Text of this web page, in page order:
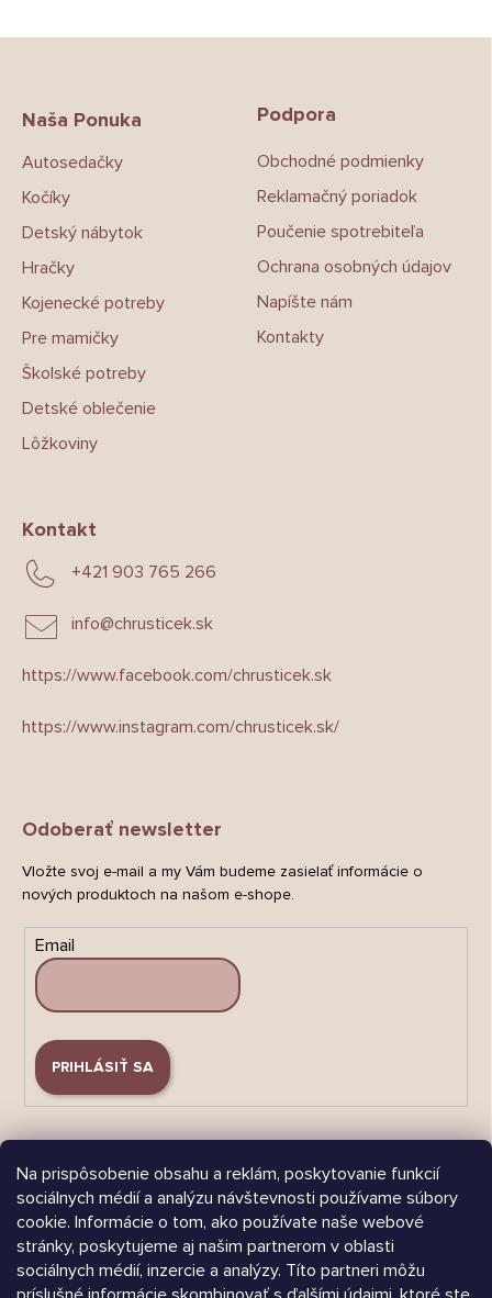
Na prispôsobenie obsahu a reklám, poskytovanie funkcií
sociálnych médií a analýzu návštevnosti používame súbory
cookie. Informácie o tom, ako používate naše webové
stránky, poskytujeme aj našim partnerom v oblasti
sociálnych médií, inzercie a analýzy. Títo partneri môžu
Naša Ponuka
Autosedačky
Kočíky
Detský nábytok
Hračky
Kojenecké potreby
Pre mamičky
Školské potreby
Detské oblečenie
Lôžkoviny
Podpora
Obchodné podmienky
Reklamačný poriadok
Poučenie spotrebiteľa
Ochrana osobných údajov
Napíšte nám
Kontakty
Kontakt
info@chrusticek.sk
+421 903 765 266
https://www.facebook.com/chrusticek.sk
https://www.instagram.com/chrusticek.sk/
Odoberať newsletter
Vložte svoj e-mail a my Vám budeme zasielať informácie o
nových produktoch na našom e-shope.
Email
PRIHLÁSIŤ SA
Árukereső.hu